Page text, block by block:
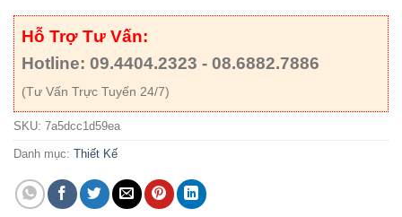
Hỗ Trợ Tư Vấn:
Hotline: 09.4404.2323 - 08.6882.7886
(Tư Vấn Trực Tuyến 24/7)
SKU: 7a5dcc1d59ea
Danh mục: Thiết Kế